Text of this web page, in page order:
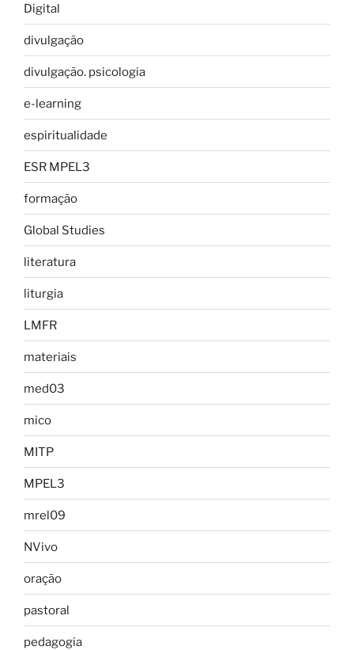
Digital
divulgação
divulgação. psicologia
e-learning
espiritualidade
ESR MPEL3
formação
Global Studies
literatura
liturgia
LMFR
materiais
med03
mico
MITP
MPEL3
mrel09
NVivo
oração
pastoral
pedagogia